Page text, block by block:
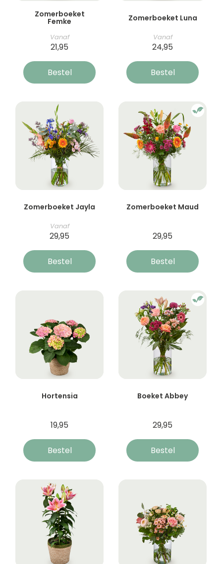
Zomerboeket
Femke
Vanaf
21,95
Bestel
Zomerboeket Luna
Vanaf
24,95
Bestel
Zomerboeket Jayla
Vanaf
29,95
Bestel
Zomerboeket Maud
29,95
Bestel
Hortensia
19,95
Bestel
Boeket Abbey
29,95
Bestel